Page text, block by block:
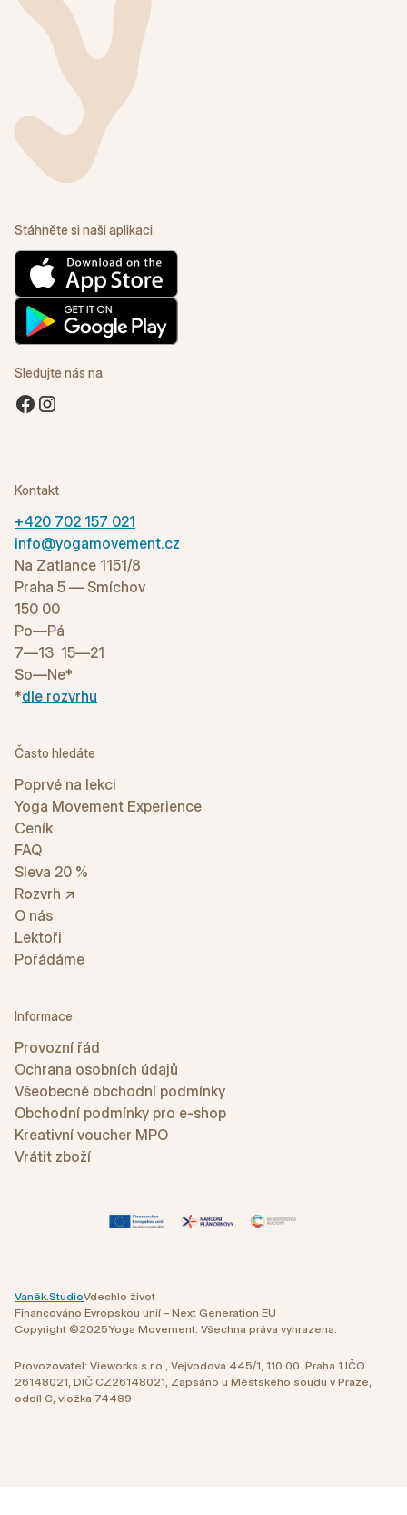
Stáhněte si naši aplikaci
Sledujte nás na
Kontakt
+420 702 157 021
info@yogamovement.cz
Na Zatlance 1151/8
Praha 5 — Smíchov
150 00
Po—Pá
7—13 15—21
So—Ne*
*dle rozvrhu
Často hledáte
Poprvé na lekci
Yoga Movement Experience
Ceník
FAQ
Sleva 20 %
Rozvrh ↗
O nás
Lektoři
Pořádáme
Informace
Provozní řád
Ochrana osobních údajů
Všeobecné obchodní podmínky
Obchodní podmínky pro e-shop
Kreativní voucher MPO
Vrátit zboží
Financováno Evropskou unií – Next Generation EU
Copyright ©2025Yoga Movement. Všechna práva vyhrazena.
Vdechlo život
Vaněk.Studio
Provozovatel: Vieworks s.r.o., Vejvodova 445/1, 110 00 Praha 1 IČO
26148021, DIČ CZ26148021, Zapsáno u Městského soudu v Praze,
oddíl C, vložka 74489